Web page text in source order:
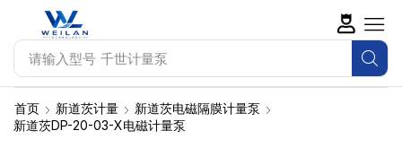
请输入型号 SEKO计量泵
首页 新道茨计量
新道茨电磁隔膜计量泵
新道茨DP-20-03-X电磁计量泵